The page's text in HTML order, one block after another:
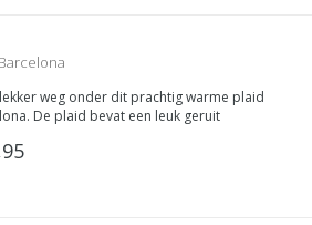
weg onder dit prachtig warme plaid
De plaid bevat een leuk geruit